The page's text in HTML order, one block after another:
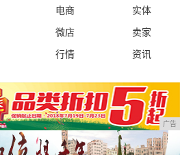
电商
实体
微店
卖家
行情 资讯
广告